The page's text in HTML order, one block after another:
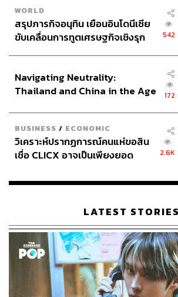
Good for
ปาร์ตี้พูดคุยพบปะเพื่อนฝูงกลุ่มเล็กๆ เราแ
Villa Riverside ด้วยเหตุผลประการทั้งปว
น่าอยู่ นอนสบาย ทั้งยังมีโปรแกรมล่องค
เฉพาะนักพักผ่อนเท่านั้น แต่ยังเปิดบ้านให้
งานแต่งงาน เป็นสตูดิโอถ่ายภาพ และอื่น
19,990 บาทต่อคืน
Facebook:www.facebook.com/
Instagram:www.instagram.com/
Website:
www.airbnb.com/rooms/
WORLD
สรุปภารกิจอนุทิน เยือนอินโดนีเซีย
ขับเคลื่อนการทูตเศรษฐกิจเชิงรุก
542
Navigating Neutrality:
Thailand and China in the Age
172
BUSINESS / ECONOMIC
วิเคราะห์ปรากฏการณ์คนแห่ขอสิน
เชื่อ CLICX อาจเป็นเพียงยอด
เรือนไทยที่ถูกซุกไว้
2.6K
LATEST STORIES